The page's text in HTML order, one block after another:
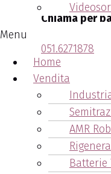
Menu
Home
Vendita
AMR
Batterie
Chiama per
051.6271878
Ora
Chiama il
051.6271878